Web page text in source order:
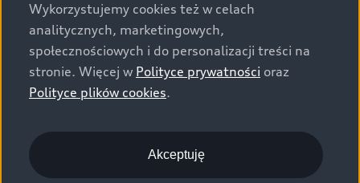
Wykorzystujemy cookies też w celach
analitycznych, marketingowych,
społecznościowych i do personalizacji treści na
stronie. Więcej w Polityce prywatności oraz
Polityce plików cookies.
Akceptuję
są wykonywane z materiałów spełniających pod
względem możliwości odzysku i recyklingu wymagania
określone w normie ISO 22628 i są zgodne z
europejskimi świadectwami homologacji wydanymi wg
dyrektywy 2005/64/WE. Volkswagen Group Polska sp. z
użytkownikom samochodów marki Volkswagen sieci
odbioru pojazdów po wycofaniu ich z eksploatacji,
zgodnie z wymaganiami ustawy z 20 stycznia 2005 r. o